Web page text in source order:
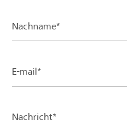
Nachname*
E-mail*
Nachricht*